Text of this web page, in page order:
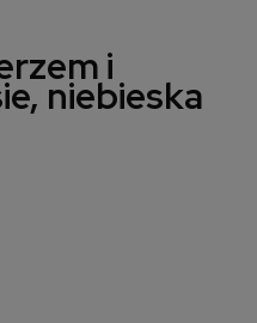
i
niebieska
kosztów płatności